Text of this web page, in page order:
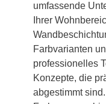
umfassende
Ihrer
Farbvarianten
professionelles
Konzepte, die
abgestimmt